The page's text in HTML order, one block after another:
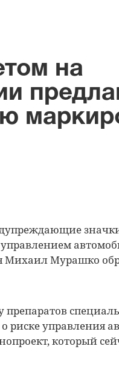
на
Михаил Мурашко
препаратов
риске управления
который